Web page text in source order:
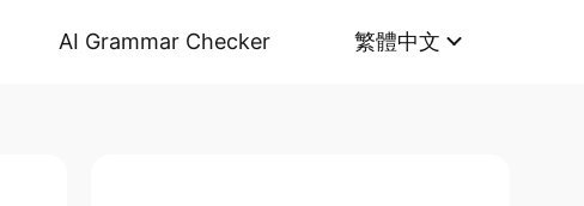
AI Grammar Checker 繁體中文